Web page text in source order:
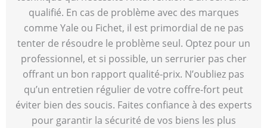
qualifié. En cas de problème avec des marques
comme Yale ou Fichet, il est primordial de ne pas
tenter de résoudre le problème seul. Optez pour un
professionnel, et si possible, un serrurier pas cher
offrant un bon rapport qualité-prix. N’oubliez pas
qu’un entretien régulier de votre coffre-fort peut
éviter bien des soucis. Faites confiance à des experts
pour garantir la sécurité de vos biens les plus